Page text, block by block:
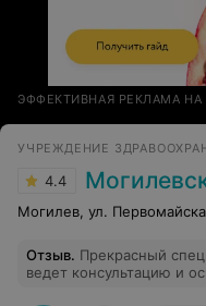
ЭФФЕКТИВНАЯ РЕКЛАМА НА
УЧРЕЖДЕНИЕ
4.4 Могилевский областной
Могилев, ул.
Отзыв. Прекрасный
ведет консультацию и